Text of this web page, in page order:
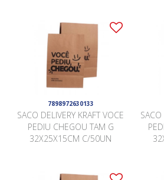
7898972630133
SACO DELIVERY KRAFT VOCE
PEDIU CHEGOU TAM G
32X25X15CM C/50UN
SACO